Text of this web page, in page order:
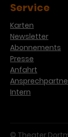
Service
Karten
Newsletter
Abonnements
Presse
Anfahrt
Intern